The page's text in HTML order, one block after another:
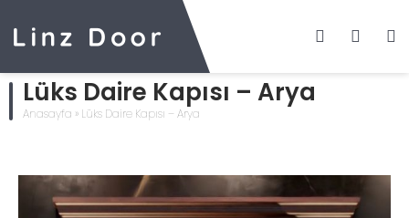
Lüks Daire Kapısı – Arya
Anasayfa » Lüks Daire Kapısı – Arya